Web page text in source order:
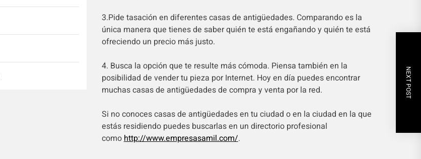
3.Pide tasación en diferentes casas de antigüedades. Comparando es la
única manera que tienes de saber quién te está engañando y quién te está
ofreciendo un precio más justo.
4. Busca la opción que te resulte más cómoda. Piensa también en la
posibilidad de vender tu pieza por Internet. Hoy en día puedes encontrar
muchas casas de antigüedades de compra y venta por la red.
Si no conoces casas de antigüedades en tu ciudad o en la ciudad en la que
estás residiendo puedes buscarlas en un directorio profesional
comohttp://www.empresasamil.com/.
NEXT POST